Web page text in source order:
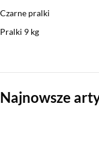
Czarne pralki
Pralki 9 kg
Najnowsze